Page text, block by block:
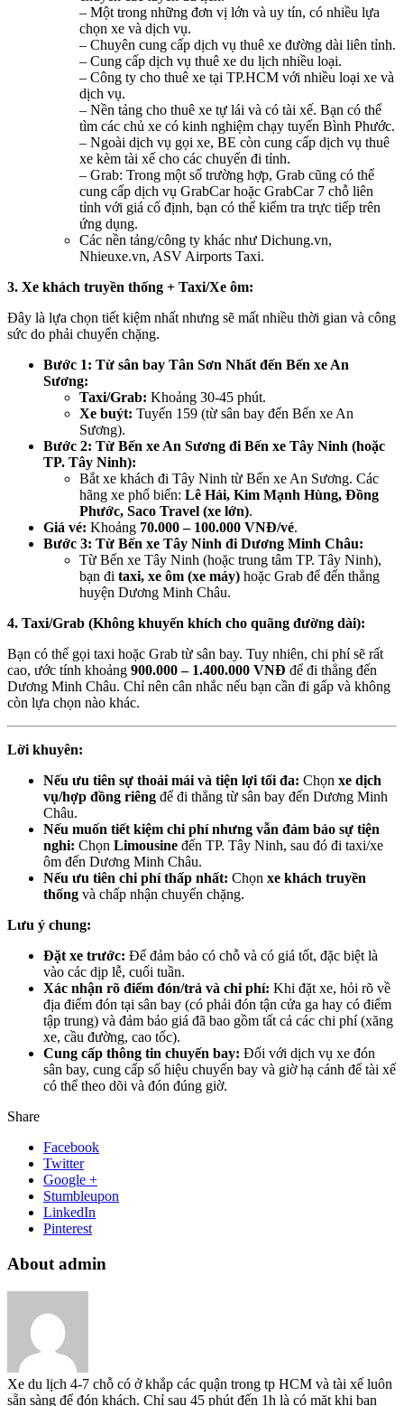
– Một trong những đơn vị lớn và uy tín, có nhiều lựa
chọn xe và dịch vụ.
– Chuyên cung cấp dịch vụ thuê xe đường dài liên tỉnh.
– Cung cấp dịch vụ thuê xe du lịch nhiều loại.
– Công ty cho thuê xe tại TP.HCM với nhiều loại xe và
dịch vụ.
– Nền tảng cho thuê xe tự lái và có tài xế. Bạn có thể
tìm các chủ xe có kinh nghiệm chạy tuyến Bình Phước.
– Ngoài dịch vụ gọi xe, BE còn cung cấp dịch vụ thuê
xe kèm tài xế cho các chuyến đi tỉnh.
– Grab: Trong một số trường hợp, Grab cũng có thể
cung cấp dịch vụ GrabCar hoặc GrabCar 7 chỗ liên
tỉnh với giá cố định, bạn có thể kiểm tra trực tiếp trên
ứng dụng.
Các nền tảng/công ty khác như Dichung.vn,
Nhieuxe.vn, ASV Airports Taxi.
3. Xe khách truyền thống + Taxi/Xe ôm:
Đây là lựa chọn tiết kiệm nhất nhưng sẽ mất nhiều thời gian và công
sức do phải chuyển chặng.
Bước 1: Từ sân bay Tân Sơn Nhất đến Bến xe An
Sương:
Taxi/Grab: Khoảng 30-45 phút.
Xe buýt: Tuyến 159 (từ sân bay đến Bến xe An
Sương).
Bước 2: Từ Bến xe An Sương đi Bến xe Tây Ninh (hoặc
TP. Tây Ninh):
Bắt xe khách đi Tây Ninh từ Bến xe An Sương. Các
hãng xe phổ biến: Lê Hải, Kim Mạnh Hùng, Đồng
Phước, Saco Travel (xe lớn).
Giá vé: Khoảng 70.000 – 100.000 VNĐ/vé.
Bước 3: Từ Bến xe Tây Ninh đi Dương Minh Châu:
Từ Bến xe Tây Ninh (hoặc trung tâm TP. Tây Ninh),
bạn đi taxi, xe ôm (xe máy) hoặc Grab để đến thẳng
huyện Dương Minh Châu.
4. Taxi/Grab (Không khuyến khích cho quãng đường dài):
Bạn có thể gọi taxi hoặc Grab từ sân bay. Tuy nhiên, chi phí sẽ rất
cao, ước tính khoảng 900.000 – 1.400.000 VNĐ để đi thẳng đến
Dương Minh Châu. Chỉ nên cân nhắc nếu bạn cần đi gấp và không
còn lựa chọn nào khác.
Lời khuyên:
Nếu ưu tiên sự thoải mái và tiện lợi tối đa: Chọn xe dịch
vụ/hợp đồng riêng để đi thẳng từ sân bay đến Dương Minh
Châu.
Nếu muốn tiết kiệm chi phí nhưng vẫn đảm bảo sự tiện
nghi: Chọn Limousine đến TP. Tây Ninh, sau đó đi taxi/xe
ôm đến Dương Minh Châu.
Nếu ưu tiên chi phí thấp nhất: Chọn xe khách truyền
thống và chấp nhận chuyển chặng.
Lưu ý chung:
Đặt xe trước: Để đảm bảo có chỗ và có giá tốt, đặc biệt là
vào các dịp lễ, cuối tuần.
Xác nhận rõ điểm đón/trả và chi phí: Khi đặt xe, hỏi rõ về
địa điểm đón tại sân bay (có phải đón tận cửa ga hay có điểm
tập trung) và đảm bảo giá đã bao gồm tất cả các chi phí (xăng
xe, cầu đường, cao tốc).
Cung cấp thông tin chuyến bay: Đối với dịch vụ xe đón
sân bay, cung cấp số hiệu chuyến bay và giờ hạ cánh để tài xế
có thể theo dõi và đón đúng giờ.
Share
Facebook
Twitter
Google +
Stumbleupon
LinkedIn
Pinterest
About admin
Xe du lịch 4-7 chỗ có ở khắp các quận trong tp HCM và tài xế luôn
sẵn sàng để đón khách. Chỉ sau 45 phút đến 1h là có mặt khi bạn